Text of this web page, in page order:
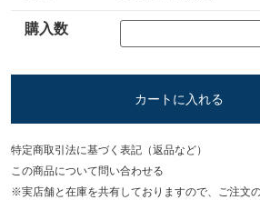
購入数
カートに入れる
特定商取引法に基づく表記（返品など）
この商品について問い合わせる
※実店舗と在庫を共有しておりますので、ご注文